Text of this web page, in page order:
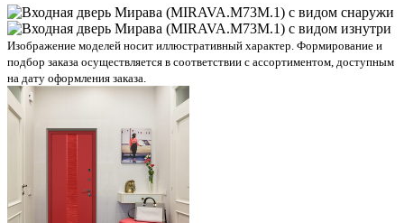
Изображение моделей носит иллюстративный характер. Формирование и
подбор заказа осуществляется в соответствии с ассортиментом, доступным
на дату оформления заказа.